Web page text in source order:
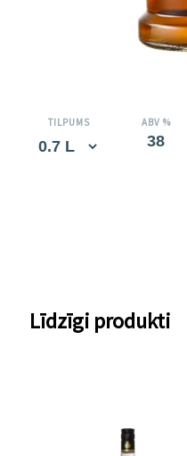
TILPUMS ABV %
38
Līdzīgi produkti